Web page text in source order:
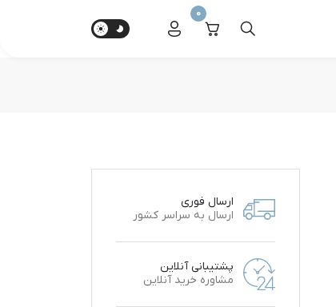
0
ارسال فوری
ارسال به سراسر کشور
پشتیبانی آنلاین
مشاوره خرید آنلاین